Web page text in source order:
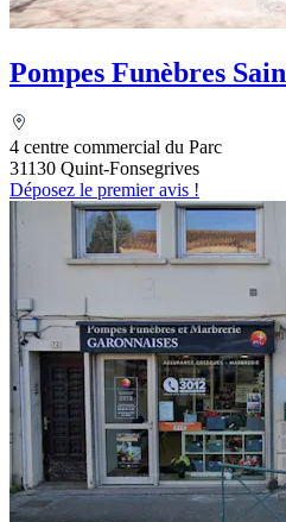
Pompes Funèbres
4 centre commercial du Parc
31130 Quint-Fonsegrives
Déposez le premier avis !